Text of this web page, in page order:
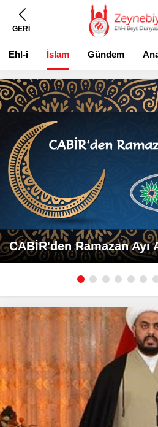
GERİ
Ehl-i
Beyt
İslam Gündem
CABİR'den Ramazan Ayı